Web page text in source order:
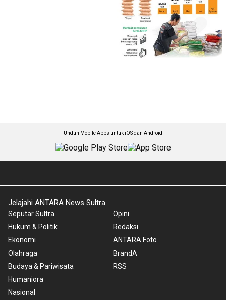
Unduh Mobile Apps untuk iOS dan Android
Jelajahi ANTARA News Sultra
Seputar Sultra
Hukum & Politik
Ekonomi
Olahraga
Budaya & Pariwisata
Humaniora
Nasional
Opini
Redaksi
ANTARA Foto
BrandA
RSS